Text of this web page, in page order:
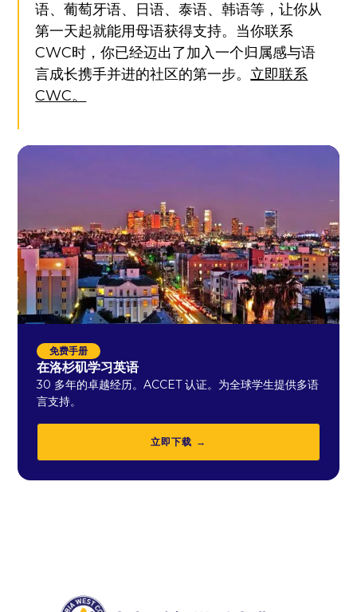
语、葡萄牙语、日语、泰语、韩语等，让你从
第一天起就能用母语获得支持。当你联系
CWC时，你已经迈出了加入一个归属感与语
言成长携手并进的社区的第一步。 立即联系
CWC。
免费手册
在洛杉矶学习英语
30 多年的卓越经历。ACCET 认证。为全球学生提供多语
言支持。
立即下载 →